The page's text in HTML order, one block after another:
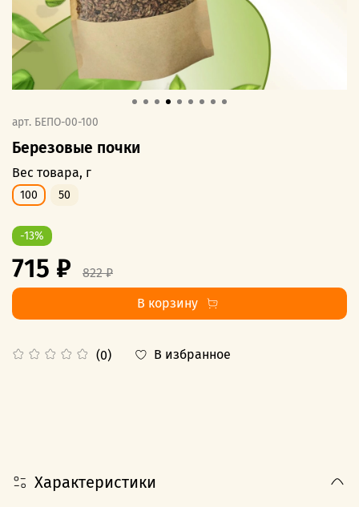
арт. БЕПО-00-100
Березовые почки
(0) В избранное
Вес товара, г
100 50
-13%
715 ₽
822 ₽
В корзину
Характеристики